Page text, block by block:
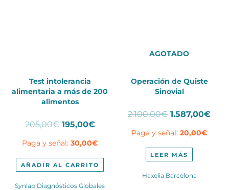
Test intolerancia
alimentaria a más de 200
alimentos
205,00€ El
original
era:
205,00€.
195,00€El
actual
es:
195,00€.
Paga y señal: 30,00€
AÑADIR AL CARRITO
Synlab Diagnósticos Globales
AGOTADO
Operación de Quiste
Sinovial
2.100,00€ El
original
era:
2.100,00€.
1.587,00€El
Paga y señal: 20,00€
LEER MÁS
Haxelia Barcelona